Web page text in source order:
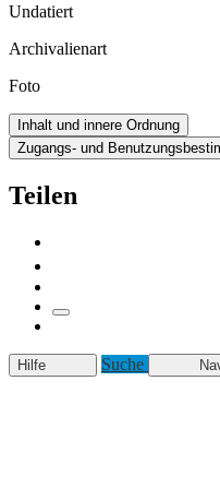
Undatiert
Archivalienart
Foto
Inhalt und innere Ordnung
Zugangs- und
Teilen
Hilfe Suche